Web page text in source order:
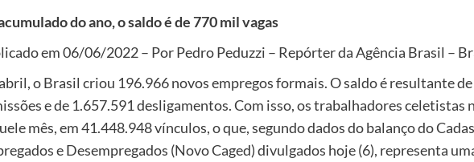
do ano, o saldo é de 770 mil vagas
em 06/06/2022 – Por Pedro Peduzzi – Repórter da Agência Brasil –
o Brasil criou 196.966 novos empregos formais. O saldo é resultante
e de 1.657.591 desligamentos. Com isso, os trabalhadores celetistas
mês, em 41.448.948 vínculos, o que, segundo dados do balanço do
e Desempregados (Novo Caged) divulgados hoje (6), representa